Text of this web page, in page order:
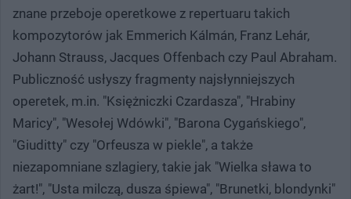
znane przeboje operetkowe z repertuaru takich
kompozytorów jak Emmerich Kálmán, Franz Lehár,
Johann Strauss, Jacques Offenbach czy Paul Abraham.
Publiczność usłyszy fragmenty najsłynniejszych
operetek, m.in. "Księżniczki Czardasza", "Hrabiny
Maricy", "Wesołej Wdówki", "Barona Cygańskiego",
"Giuditty" czy "Orfeusza w piekle", a także
niezapomniane szlagiery, takie jak "Wielka sława to
żart!", "Usta milczą, dusza śpiewa", "Brunetki, blondynki"